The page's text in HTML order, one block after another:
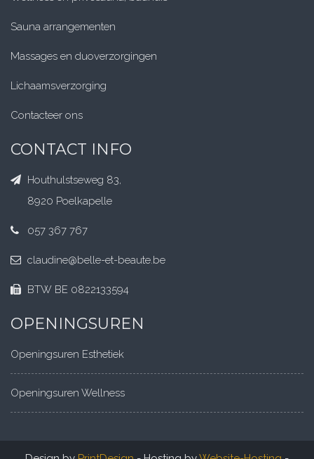
Lichaamsverzorging
Contacteer ons
CONTACT INFO
Houthulstseweg 83,
claudine@belle-et-beaute.be
BTW BE 0822133594
OPENINGSUREN
Openingsuren Esthetiek
Openingsuren Wellness
Design byPrintDesign
Voorzien vanWebcreator